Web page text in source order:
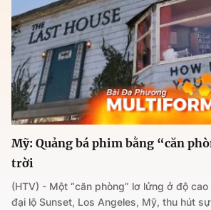
Mỹ: Quảng bá phim bằng “căn
trời
(HTV) - Một “căn phòng” lơ lửng ở độ
đại lộ Sunset, Los Angeles, Mỹ, thu hút